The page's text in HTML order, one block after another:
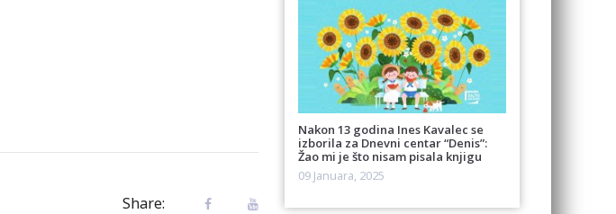
Share:
Nakon 13 godina Ines Kavalec se
izborila za Dnevni centar “Denis”:
Žao mi je što nisam pisala knjigu
09 Januara, 2025